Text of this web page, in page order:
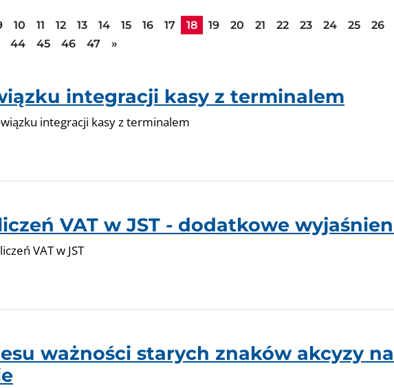
10 11 12 13 14 15 16 17 18 19 20 21 22 23 24 25 26
44 45 46 47 »
integracji kasy z terminalem
integracji kasy z terminalem
VAT w JST - dodatkowe
VAT w JST
ważności starych znaków akcyzy na